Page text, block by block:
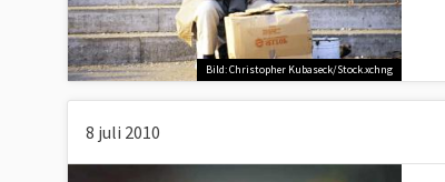
Bild: Christopher Kubaseck/Stock.xchng
8 juli 2010